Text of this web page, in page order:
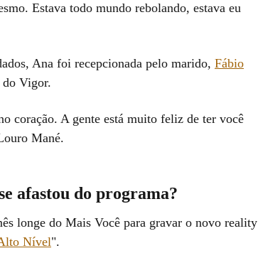
Estava todo mundo rebolando, estava eu
Ana foi recepcionada pelo marido, Fábio
Vigor.
coração. A gente está muito feliz de ter você
Mané.
afastou do programa?
longe do Mais Você para gravar o novo reality
Nível".